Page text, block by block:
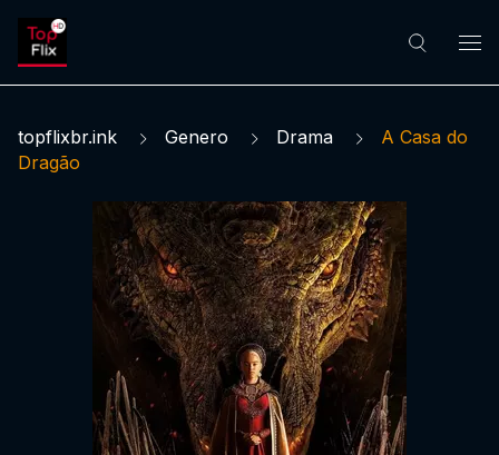
topflixbr.ink Genero Drama
A Casa do
Dragão